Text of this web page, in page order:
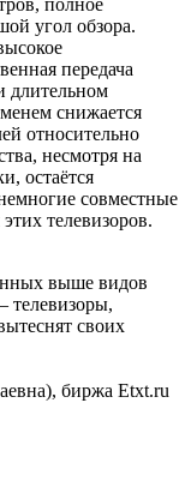
полное
угол обзора.
передача
длительном
снижается
относительно
несмотря на
остаётся
совместные
телевизоров.
выше видов
телевизоры,
своих
биржа Etxt.ru